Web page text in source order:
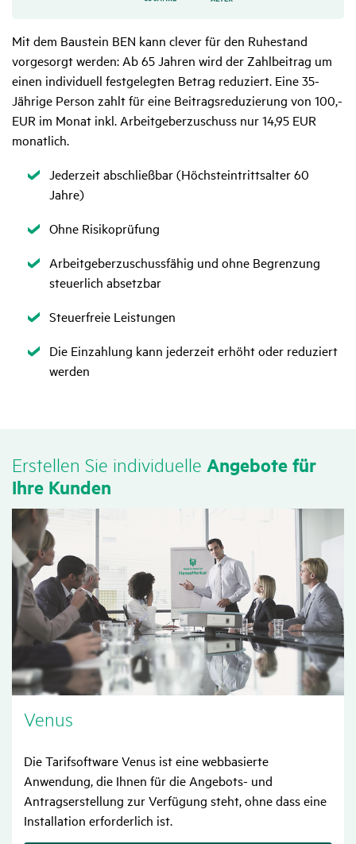
Mit dem Baustein BEN kann clever für den Ruhestand
vorgesorgt werden: Ab 65 Jahren wird der Zahlbeitrag um
einen individuell festgelegten Betrag reduziert. Eine 35-
Jährige Person zahlt für eine Beitragsreduzierung von 100,-
EUR im Monat inkl. Arbeitgeberzuschuss nur 14,95 EUR
monatlich.
Zutreffend
Jederzeit abschließbar (Höchsteintrittsalter 60
Jahre)
Zutreffend
Ohne Risikoprüfung
Zutreffend
Arbeitgeberzuschussfähig und ohne Begrenzung
steuerlich absetzbar
Zutreffend
Steuerfreie Leistungen
Zutreffend
Die Einzahlung kann jederzeit erhöht oder reduziert
werden
Erstellen Sie indi­vi­du­elle Ange­bote für
Ihre Kunden
Venus
Die Tarifsoftware Venus ist eine webbasierte
Anwendung, die Ihnen für die Angebots- und
Antragserstellung zur Verfügung steht, ohne dass eine
Installation erforderlich ist.